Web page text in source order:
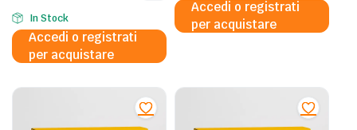
In Stock
Accedi o registrati
per acquistare
Accedi o registrati
per acquistare